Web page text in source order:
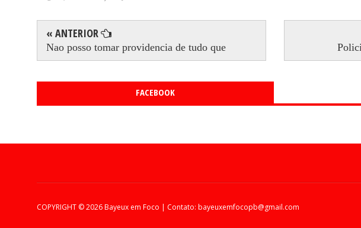
« ANTERIOR
Nao posso tomar providencia de tudo que
FACEBOOK
COPYRIGHT ©2026 Bayeux em Foco | Contato: bayeuxemfocopb@gmail.com